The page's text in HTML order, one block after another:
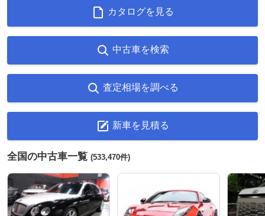
カタログを見る
中古車を検索
査定相場を調べる
新車を見積る
全国の中古車一覧 (533,470件)